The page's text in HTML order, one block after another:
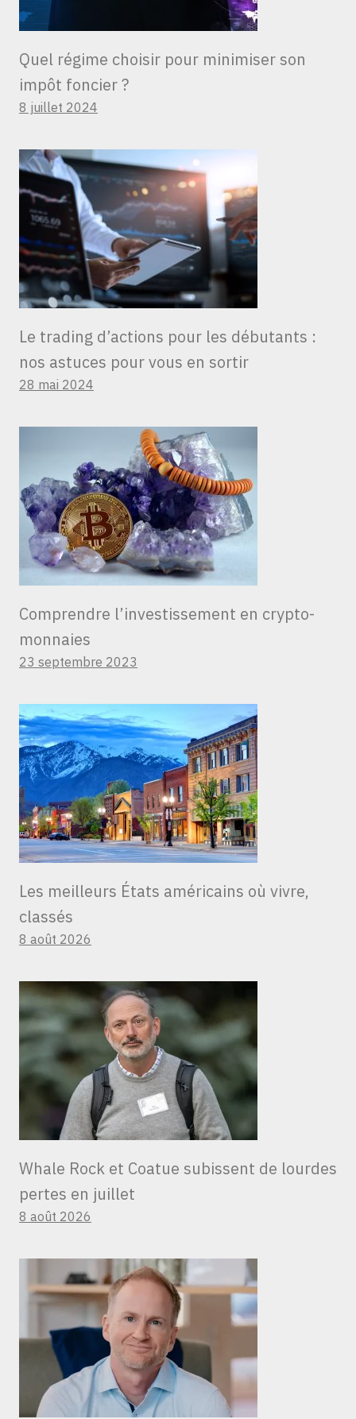
Quel régime choisir pour minimiser son
impôt foncier ?
8 juillet 2024
Le trading d’actions pour les débutants :
nos astuces pour vous en sortir
28 mai 2024
Comprendre l’investissement en crypto-
monnaies
23 septembre 2023
Les meilleurs États américains où vivre,
classés
8 août 2026
Whale Rock et Coatue subissent de lourdes
pertes en juillet
8 août 2026